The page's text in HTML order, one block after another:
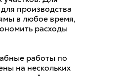
производства
в любое время,
расходы
работы по
на нескольких